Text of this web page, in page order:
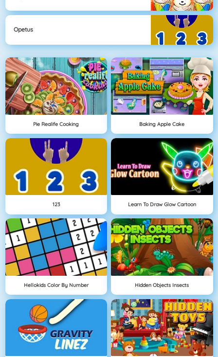
Opetus
Pie Realife Cooking Baking Apple Cake
123 Learn To Draw Glow Cartoon
Hellokids Color By Number Hidden Objects Insects